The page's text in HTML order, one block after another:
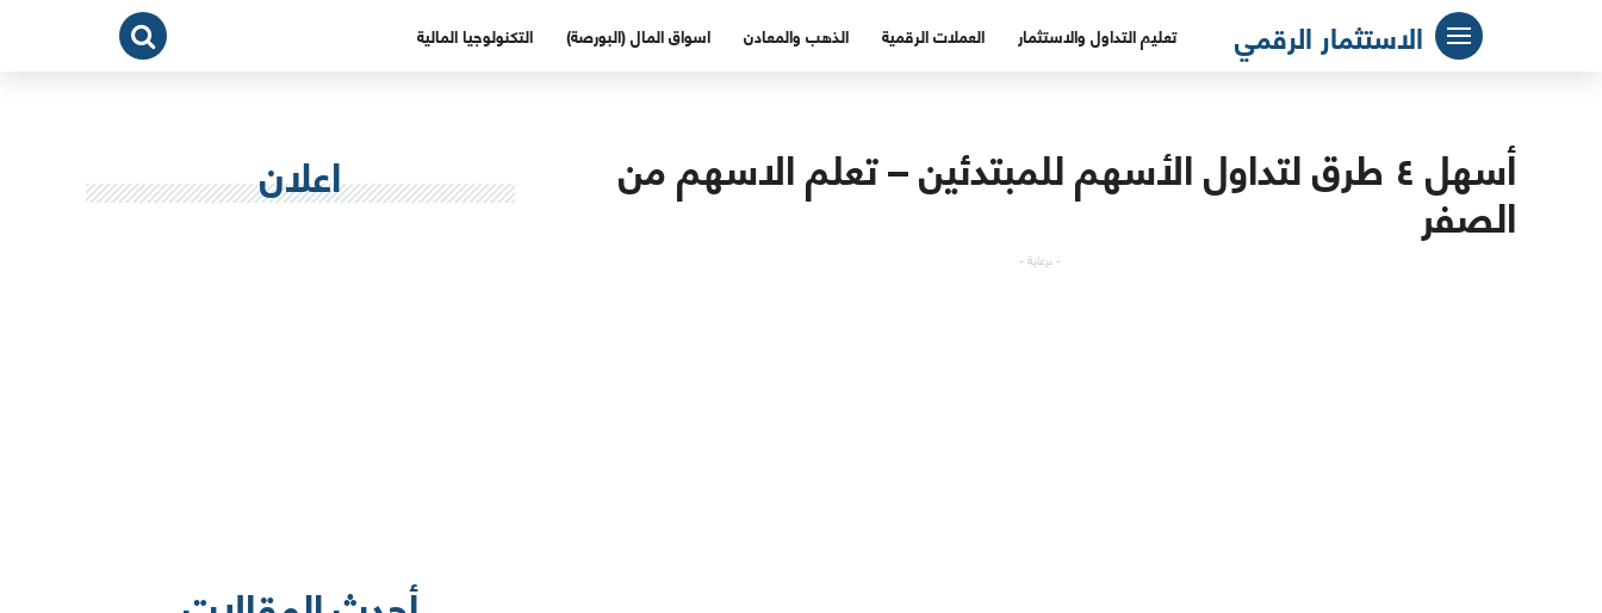
الاستثمار الرقمي تعليم التداول والاستثمار العملات الرقمية الذهب والمعادن اسواق المال (البورصة) التكنولوجيا المالية
أسهل ٤ طرق لتداول الأسهم للمبتدئين – تعلم الاسهم من
الصفر
- برعاية -
اعلان